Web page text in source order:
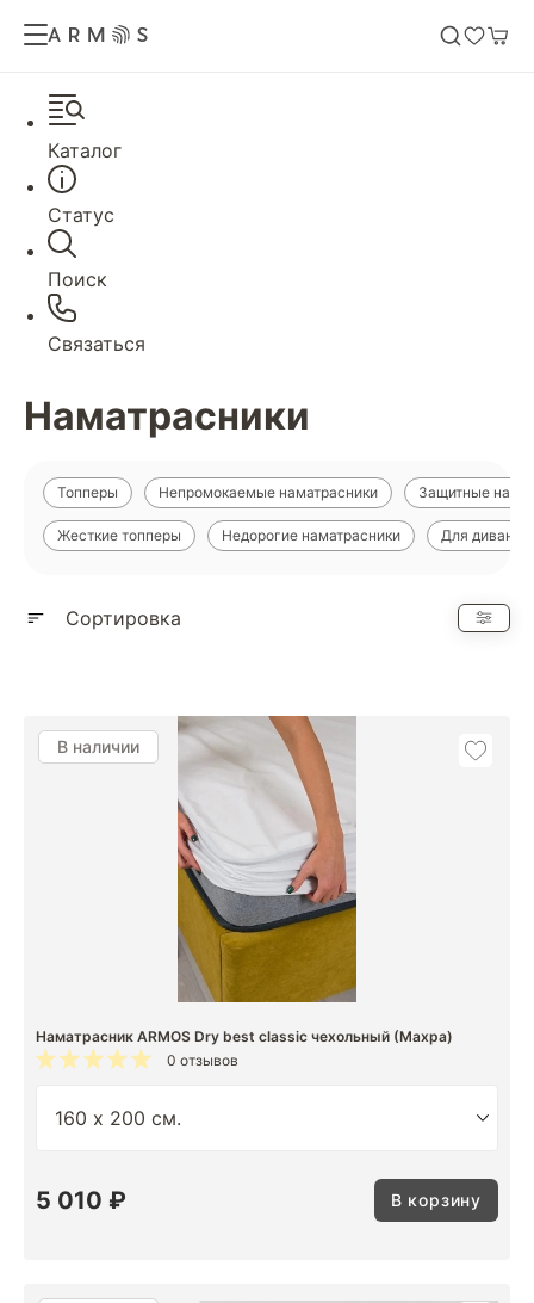
Каталог
Статус
Поиск
Связаться
Наматрасники
Топперы Непромокаемые наматрасники Защитные
Жесткие топперы Недорогие наматрасники Для дивана
Сортировка
В наличии
Наматрасник ARMOS Dry best classic чехольный (Махра)
0 отзывов
5 010 ₽ В корзину